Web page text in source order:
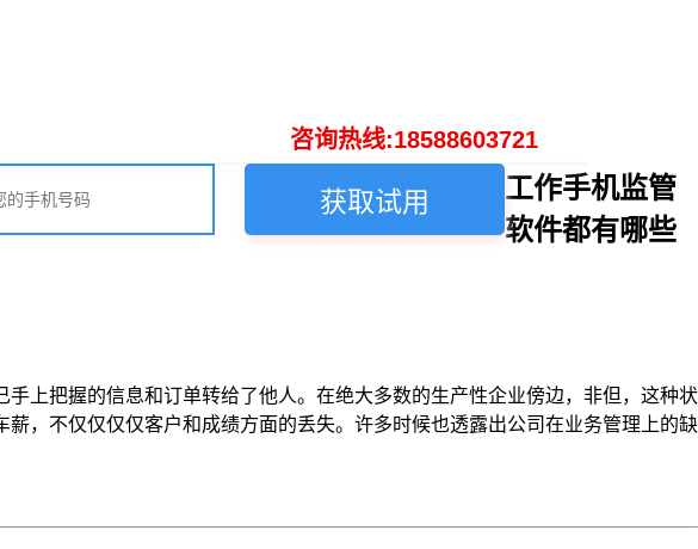
咨询热线:18588603721
获取试用
工作手机监管
软件都有哪些
上把握的信息和订单转给了他人。在绝大多数的生产性企业傍边，非但，这种状
，不仅仅仅仅客户和成绩方面的丢失。许多时候也透露出公司在业务管理上的缺